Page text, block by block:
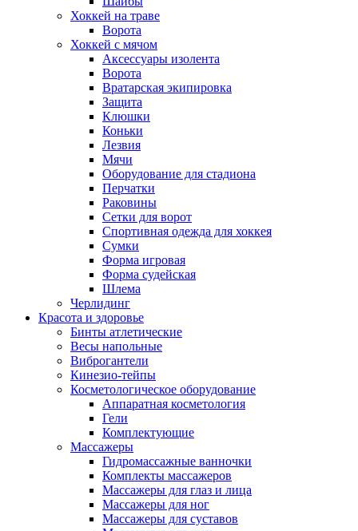
Хоккей на траве
Ворота
Хоккей с мячом
Аксессуары изолента
Ворота
Вратарская экипировка
Защита
Клюшки
Коньки
Лезвия
Мячи
Оборудование для стадиона
Перчатки
Раковины
Сетки для ворот
Спортивная одежда для хоккея
Сумки
Форма игровая
Форма судейская
Шлема
Черлидинг
Красота и здоровье
Бинты атлетические
Весы напольные
Виброгантели
Кинезио-тейпы
Косметологическое оборудование
Аппаратная косметология
Гели
Комплектующие
Массажеры
Гидромассажные ванночки
Комплекты массажеров
Массажеры для глаз и лица
Массажеры для ног
Массажеры для суставов